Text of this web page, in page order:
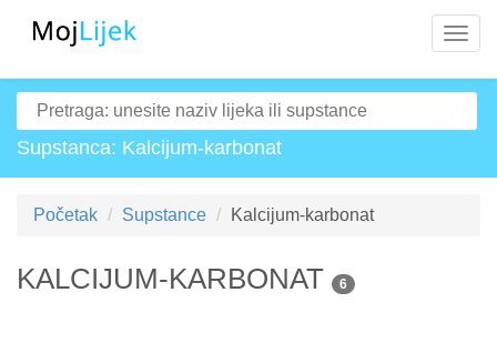
Supstanca: Kalcijum-karbonat
Početak Supstance Kalcijum-karbonat
KALCIJUM-KARBONAT 6